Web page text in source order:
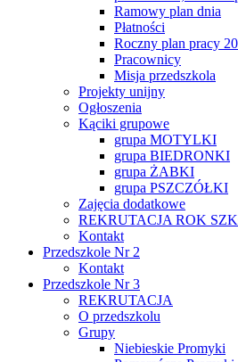
Ramowy plan dnia
Płatności
Roczny plan pracy
Pracownicy
Misja przedszkola
Projekty unijny
Ogłoszenia
Kąciki grupowe
grupa MOTYLKI
grupa BIEDRONKI
grupa ŻABKI
grupa PSZCZÓŁKI
Zajęcia dodatkowe
REKRUTACJA ROK
Kontakt
Przedszkole Nr 2
Kontakt
Przedszkole Nr 3
REKRUTACJA
O przedszkolu
Grupy
Niebieskie Promyki